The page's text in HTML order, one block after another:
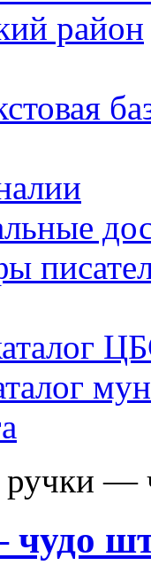
район
ручки —